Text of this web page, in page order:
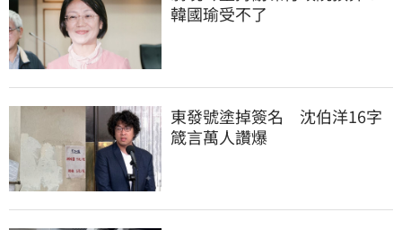
韓國瑜受不了
東發號塗掉簽名　沈伯洋16字
箴言萬人讚爆